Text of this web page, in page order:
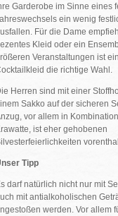
Garderobe im Sinne eines
ein wenig
Für die Dame
Kleid oder ein
Veranstaltungen ist ein
die richtige Wahl.
Herren sind mit einer
Sakko auf der sicheren
vor allem in
ist eher gehobenen
Tipp
darf natürlich nicht nur mit
mit antialkoholischen
werden. Vor allem